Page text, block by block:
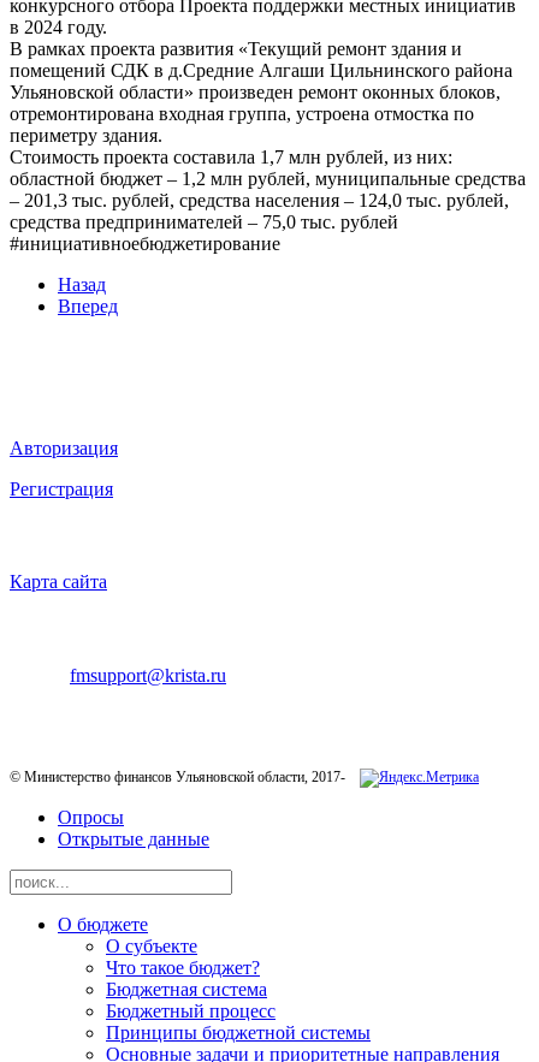
конкурсного отбора Проекта поддержки местных инициатив
в 2024 году.
В рамках проекта развития «Текущий ремонт здания и
помещений СДК в д.Средние Алгаши Цильнинского района
Ульяновской области» произведен ремонт оконных блоков,
отремонтирована входная группа, устроена отмостка по
периметру здания.
Стоимость проекта составила 1,7 млн рублей, из них:
областной бюджет – 1,2 млн рублей, муниципальные средства
– 201,3 тыс. рублей, средства населения – 124,0 тыс. рублей,
средства предпринимателей – 75,0 тыс. рублей
#инициативноебюджетирование
Назад
Вперед
Авторизация
Регистрация
Карта сайта
fmsupport@krista.ru
© Министерство финансов Ульяновской области, 2017-
Опросы
Открытые данные
О бюджете
О субъекте
Что такое бюджет?
Бюджетная система
Бюджетный процесс
Принципы бюджетной системы
Основные задачи и приоритетные направления